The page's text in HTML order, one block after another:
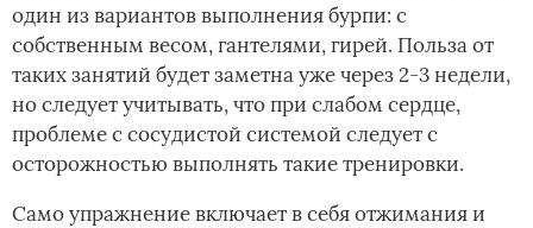
один из вариантов выполнения бурпи: с
собственным весом, гантелями, гирей. Польза от
таких занятий будет заметна уже через 2-3 недели,
но следует учитывать, что при слабом сердце,
проблеме с сосудистой системой следует с
осторожностью выполнять такие тренировки.
Само упражнение включает в себя отжимания и